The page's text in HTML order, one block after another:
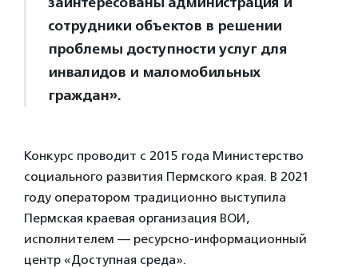
сотрудники объектов в решении
проблемы доступности услуг для
инвалидов и маломобильных
граждан».
Конкурс проводит с 2015 года Министерство
социального развития Пермского края. В 2021
году оператором традиционно выступила
Пермская краевая организация ВОИ,
исполнителем — ресурсно-информационный
центр «Доступная среда».